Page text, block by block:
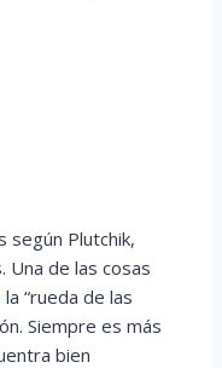
según Plutchik,
Una de las cosas
“rueda de las
Siempre es más
bien